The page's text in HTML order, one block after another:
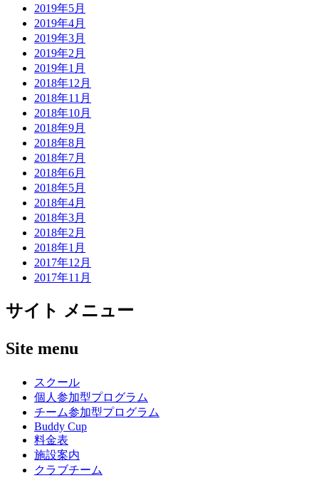
2019年5月
2019年4月
2019年3月
2019年2月
2019年1月
2018年12月
2018年11月
2018年10月
2018年9月
2018年8月
2018年7月
2018年6月
2018年5月
2018年4月
2018年3月
2018年2月
2018年1月
2017年12月
2017年11月
サイト メニュー
Site menu
スクール
個人参加型プログラム
チーム参加型プログラム
Buddy Cup
料金表
施設案内
クラブチーム